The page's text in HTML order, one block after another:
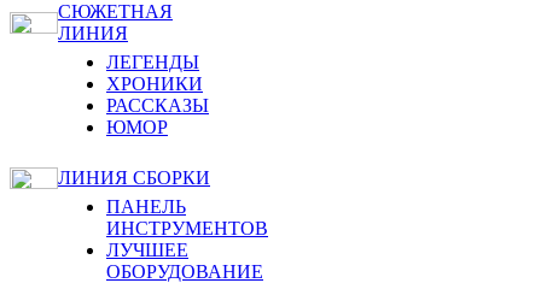
СЮЖЕТНАЯ
ЛИНИЯ
ЛЕГЕНДЫ
ХРОНИКИ
РАССКАЗЫ
ЮМОР
ЛИНИЯ СБОРКИ
ПАНЕЛЬ
ИНСТРУМЕНТОВ
ЛУЧШЕЕ
ОБОРУДОВАНИЕ